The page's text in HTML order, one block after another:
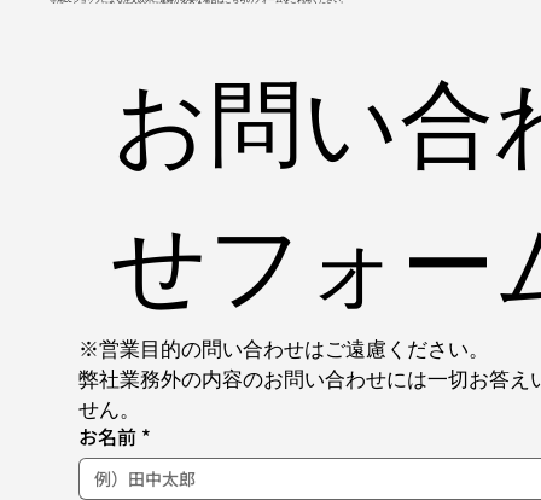
お問い合
せフォー
※営業目的の問い合わせはご遠慮ください。
弊社業務外の内容のお問い合わせには一切お答え
せん。
お名前 *